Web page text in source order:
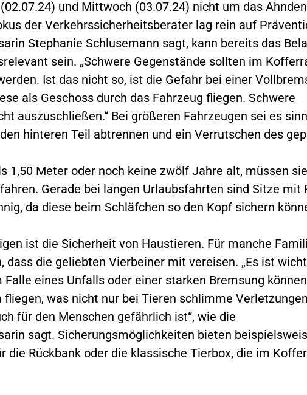
und Mittwoch (03.07.24) nicht um das
der Verkehrssicherheitsberater lag rein auf
Stephanie Schlusemann sagt, kann bereits das
sein. „Schwere Gegenstände sollten im
Ist das nicht so, ist die Gefahr bei einer
als Geschoss durch das Fahrzeug fliegen. Schwere
auszuschließen.“ Bei größeren Fahrzeugen sei es
hinteren Teil abtrennen und ein Verrutschen des
1,50 Meter oder noch keine zwölf Jahre alt, müssen
Gerade bei langen Urlaubsfahrten sind Sitze mit
da diese beim Schläfchen so den Kopf sichern
ist die Sicherheit von Haustieren. Für manche
dass die geliebten Vierbeiner mit vereisen. „Es ist
eines Unfalls oder einer starken Bremsung
fliegen, was nicht nur bei Tieren schlimme Verletzungen
für den Menschen gefährlich ist“, wie die
sagt. Sicherungsmöglichkeiten bieten
die Rückbank oder die klassische Tierbox, die im